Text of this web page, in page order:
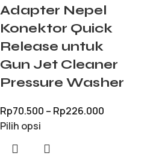
Adapter Nepel
Konektor Quick
Release untuk
Gun Jet Cleaner
Pressure Washer
Rp70.500 – Rp226.000
Pilih opsi